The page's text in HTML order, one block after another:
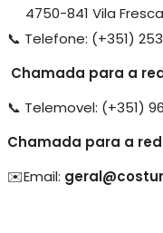
4750-841 Vila
📞 Telefone: (+351) 253
Chamada para a
📞 Telemovel: (+351)
Chamada para a
✉️Email: